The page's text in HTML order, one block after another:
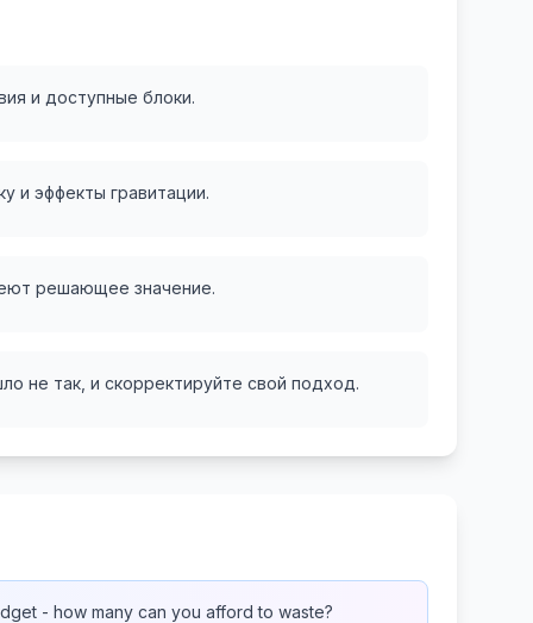
и доступные блоки.
и эффекты гравитации.
решающее значение.
не так, и скорректируйте свой подход.
- how many can you afford to waste?